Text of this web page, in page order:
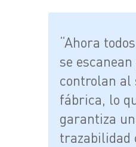
“Ahora
se escanean
controlan al
fábrica, lo
garantiza
trazabilidad